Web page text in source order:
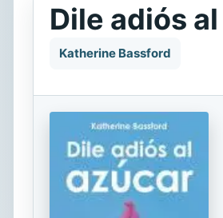
Dile adiós
Katherine Bassford